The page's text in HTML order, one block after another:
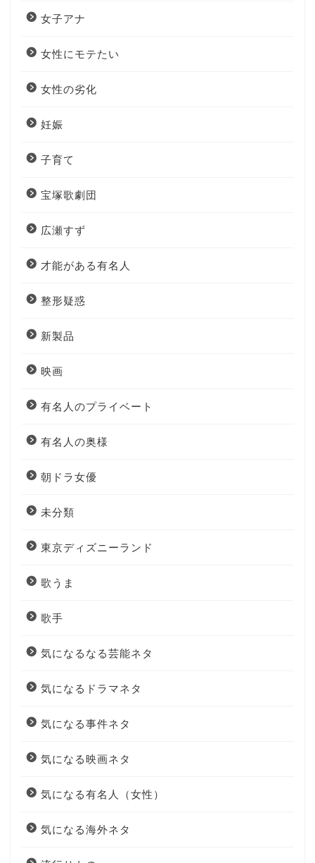
女子アナ
女性にモテたい
女性の劣化
妊娠
子育て
宝塚歌劇団
広瀬すず
才能がある有名人
整形疑惑
新製品
映画
有名人のプライベート
有名人の奥様
朝ドラ女優
未分類
東京ディズニーランド
歌うま
歌手
気になるなる芸能ネタ
気になるドラマネタ
気になる事件ネタ
気になる映画ネタ
気になる有名人（女性）
気になる海外ネタ